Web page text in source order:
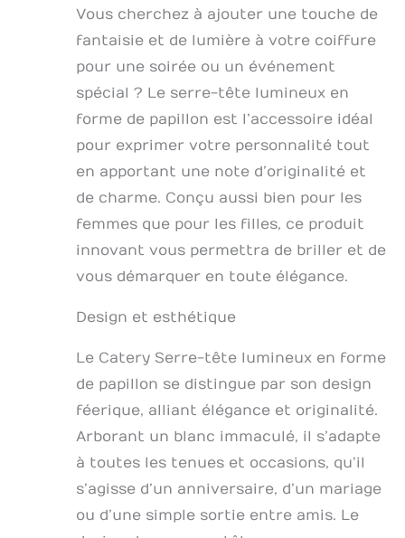
Vous cherchez à ajouter une touche de
fantaisie et de lumière à votre coiffure
pour une soirée ou un événement
spécial ? Le serre-tête lumineux en
forme de papillon est l’accessoire idéal
pour exprimer votre personnalité tout
en apportant une note d’originalité et
de charme. Conçu aussi bien pour les
femmes que pour les filles, ce produit
innovant vous permettra de briller et de
vous démarquer en toute élégance.
Design et esthétique
Le Catery Serre-tête lumineux en forme
de papillon se distingue par son design
féerique, alliant élégance et originalité.
Arborant un blanc immaculé, il s’adapte
à toutes les tenues et occasions, qu’il
s’agisse d’un anniversaire, d’un mariage
ou d’une simple sortie entre amis. Le